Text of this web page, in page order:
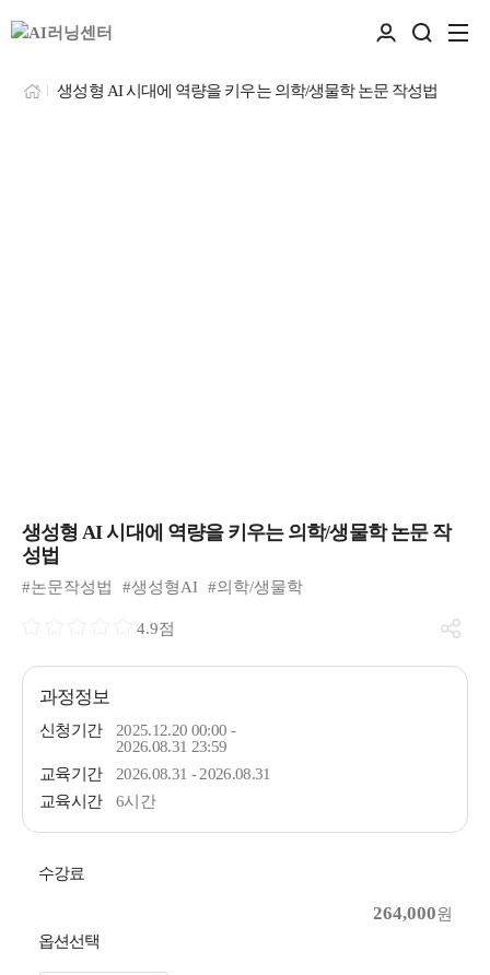
생성형 AI 시대에 역량을 키우는 의학/생물학 논문 작성법
생성형 AI 시대에 역량을 키우는 의학/생물학 논문 작
성법
#논문작성법 #생성형AI #의학/생물학
4.9점
과정정보
신청기간
2025.12.20 00:00 -
2026.08.31 23:59
교육기간
2026.08.31 - 2026.08.31
교육시간
6시간
수강료
264,000원
옵션선택